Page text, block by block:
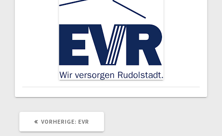
VORHERIGE: VORHERIGER
EVR